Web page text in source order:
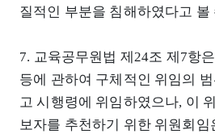
질적인 부분을 침해하였다고 볼
7. 교육공무원법 제24조 제7항
등에 관하여 구체적인 위임의
고 시행령에 위임하였으나, 이
보자를 추천하기 위한 위원회